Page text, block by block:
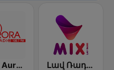
Radio Aurora Լավ Ռադիո Միքս (Lav Radio Mix)